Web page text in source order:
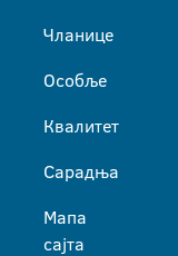
Чланице
Особље
Квалитет
Сарадња
Мапа
сајта